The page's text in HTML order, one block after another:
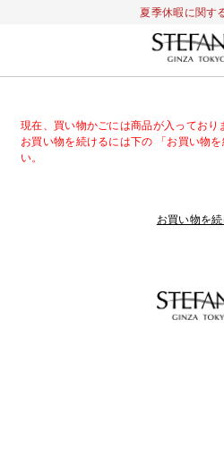
夏季休暇に関す
現在、買い物かごには商品が入っており
お買い物を続けるには下の 「お買い物
い。
お買い物を